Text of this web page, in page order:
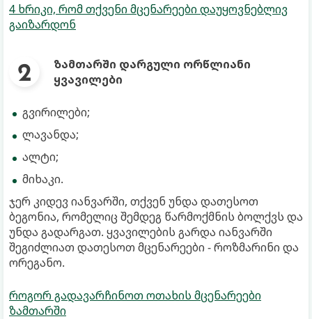
4 ხრიკი, რომ თქვენი მცენარეები დაუყოვნებლივ
გაიზარდონ
ზამთარში დარგული ორწლიანი
ყვავილები
გვირილები;
ლავანდა;
ალტი;
მიხაკი.
ჯერ კიდევ იანვარში, თქვენ უნდა დათესოთ
ბეგონია, რომელიც შემდეგ წარმოქმნის ბოლქვს და
უნდა გადარგათ. ყვავილების გარდა იანვარში
შეგიძლიათ დათესოთ მცენარეები - როზმარინი და
ორეგანო.
როგორ გადავარჩინოთ ოთახის მცენარეები
ზამთარში